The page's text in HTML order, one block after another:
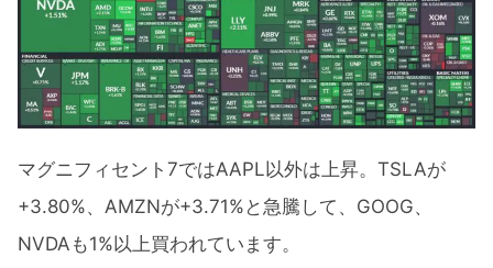
マグニフィセント7ではAAPL以外は上昇。TSLAが
+3.80%、AMZNが+3.71%と急騰して、GOOG、
NVDAも1%以上買われています。